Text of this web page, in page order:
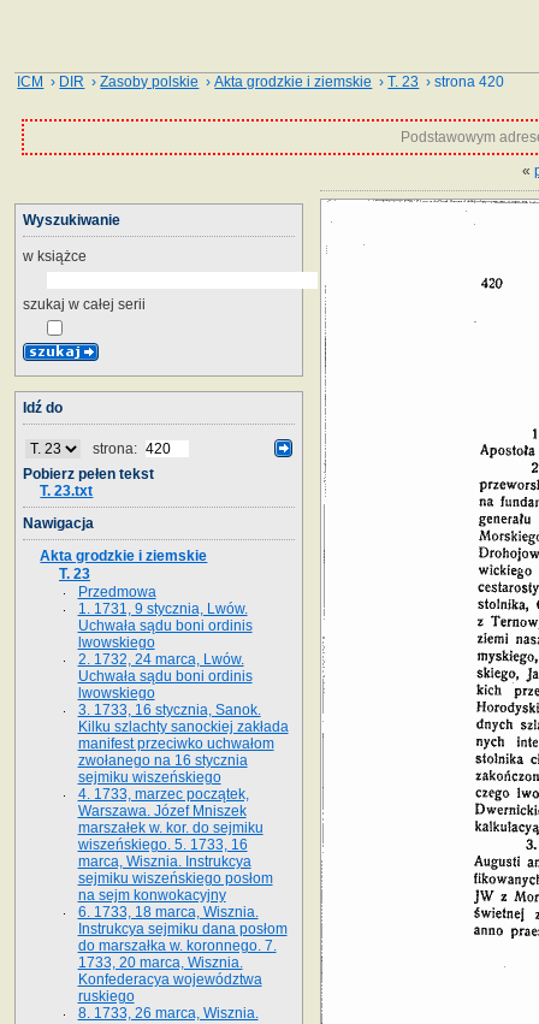
ICM › DIR ›Zasoby polskie ›Akta grodzkie i ziemskie ›T. 23 › strona 420
Podstawowym
«
Wyszukiwanie
w książce
szukaj w całej serii
Idź do
strona:
Pobierz pełen tekst
T. 23.txt
Nawigacja
Akta grodzkie i ziemskie
T. 23
Przedmowa
1. 1731, 9 stycznia, Lwów.
Uchwała sądu boni ordinis
lwowskiego
2. 1732, 24 marca, Lwów.
Uchwała sądu boni ordinis
lwowskiego
3. 1733, 16 stycznia, Sanok.
Kilku szlachty sanockiej zakłada
manifest przeciwko uchwałom
zwołanego na 16 stycz­nia
sejmiku wiszeńskiego
4. 1733, marzec początek,
Warszawa. Józef Mniszek
marszałek w. kor. do sejmiku
wiszeńskiego. 5. 1733, 16
marca, Wisznia. Instrukcya
sejmiku wiszeńskiego posłom
na sejm konwokacyjny
6. 1733, 18 marca, Wisznia.
Instrukcya sejmiku dana posłom
do marszałka w. koronnego. 7.
1733, 20 marca, Wisznia.
Konfederacya województwa
ruskiego
8. 1733, 26 marca, Wisznia.